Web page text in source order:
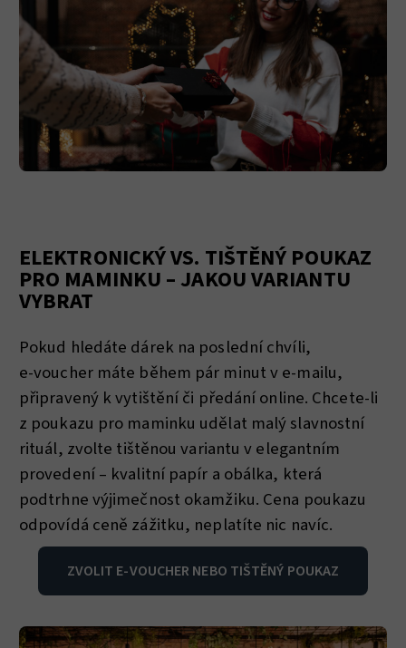
ELEKTRONICKÝ VS. TIŠTĚNÝ POUKAZ
PRO MAMINKU – JAKOU VARIANTU
VYBRAT
Pokud hledáte dárek na poslední chvíli,
e‑voucher máte během pár minut v e‑mailu,
připravený k vytištění či předání online. Chcete-li
z poukazu pro maminku udělat malý slavnostní
rituál, zvolte tištěnou variantu v elegantním
provedení – kvalitní papír a obálka, která
podtrhne výjimečnost okamžiku. Cena poukazu
odpovídá ceně zážitku, neplatíte nic navíc.
ZVOLIT E‑VOUCHER NEBO TIŠTĚNÝ POUKAZ